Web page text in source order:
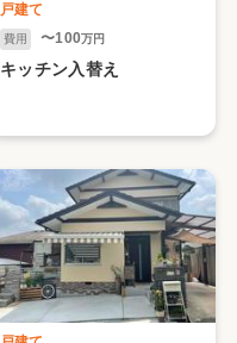
戸建て
費用 〜100万円
キッチン入替え